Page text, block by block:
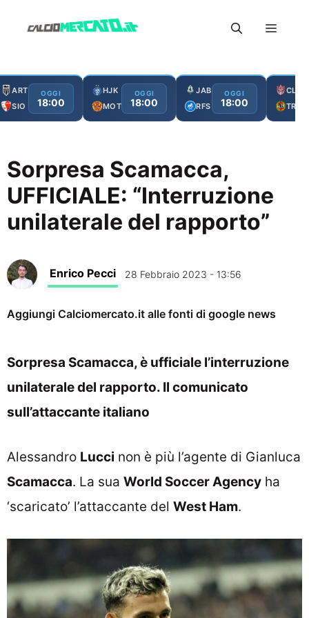
Menu
ART
SIO
OGGI
18:00
HJK
MOT
OGGI
18:00
JAB
RFS
OGGI
18:00
CLJ
TRO
Sorpresa Scamacca,
UFFICIALE: “Interruzione
unilaterale del rapporto”
Enrico Pecci 28 Febbraio 2023 - 13:56
Aggiungi Calciomercato.it alle fonti di google news
Sorpresa Scamacca, è ufficiale l’interruzione
unilaterale del rapporto. Il comunicato
sull’attaccante italiano
Alessandro Lucci non è più l’agente di Gianluca
Scamacca. La sua World Soccer Agency ha
‘scaricato’ l’attaccante del West Ham.